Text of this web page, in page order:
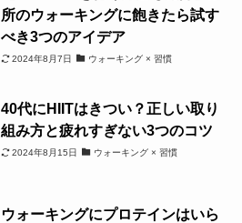
所のウォーキングに飽きたら試す
べき3つのアイデア
2024年8月7日 ウォーキング × 習慣
40代にHIITはきつい？正しい取り
組み方と疲れすぎない3つのコツ
2024年8月15日 ウォーキング × 習慣
ウォーキングにプロテインはいら